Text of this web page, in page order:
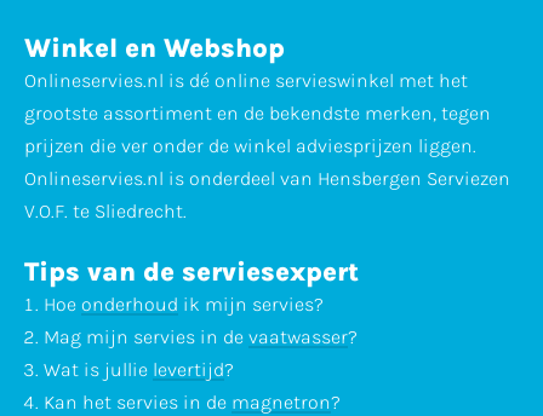
Winkel en Webshop
Onlineservies.nl is dé online servieswinkel met het
grootste assortiment en de bekendste merken, tegen
prijzen die ver onder de winkel adviesprijzen liggen.
Onlineservies.nl is onderdeel van Hensbergen Serviezen
V.O.F. te Sliedrecht.
Tips van de serviesexpert
Hoe onderhoud ik mijn servies?
Mag mijn servies in de vaatwasser?
Wat is jullie levertijd?
Kan het servies in de magnetron?